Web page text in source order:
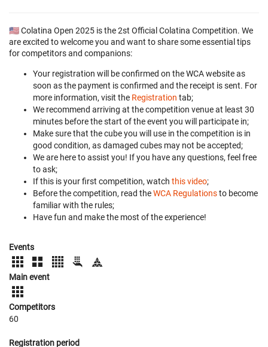
🇺🇸 Colatina Open 2025 is the 2st Official Colatina Competition. We
are excited to welcome you and want to share some essential tips
for competitors and companions:
Your registration will be confirmed on the WCA website as
soon as the payment is confirmed and the receipt is sent. For
more information, visit the Registration tab;
We recommend arriving at the competition venue at least 30
minutes before the start of the event you will participate in;
Make sure that the cube you will use in the competition is in
good condition, as damaged cubes may not be accepted;
We are here to assist you! If you have any questions, feel free
to ask;
If this is your first competition, watch this video;
Before the competition, read theWCA Regulationsto become
familiar with the rules;
Have fun and make the most of the experience!
Events
Main event
Competitors
60
Registration period